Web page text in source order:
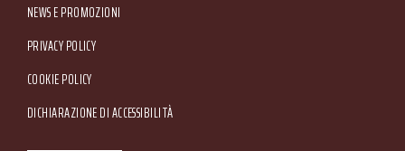
NEWS E PROMOZIONI
Footer Service Menu
PRIVACY POLICY
COOKIE POLICY
DICHIARAZIONE DI ACCESSIBILITÀ